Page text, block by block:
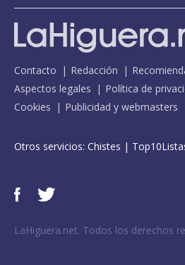
Contacto Redacción
Aspectos legales
Política de
Cookies
Publicidad y webmasters
Otros servicios: Chistes |
LaHiguera.net. Todos los derechos